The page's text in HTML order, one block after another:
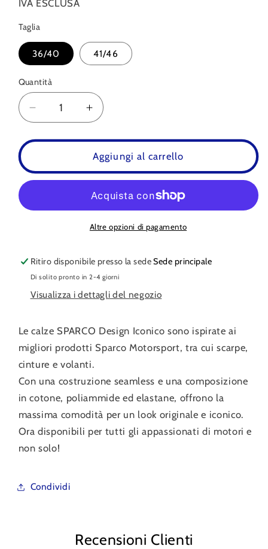
IVA ESCLUSA
Taglia
36/40 41/46
Quantità
Quantità
Diminuisci
quantità
per
SPARCO
con
Panda
Aumenta
quantità
per
Calze
SPARCO
con
design
Panda
Aggiungi al carrello
Altre opzioni di pagamento
Ritiro disponibile presso la sedeSede principale
Di solito pronto in 2-4 giorni
Visualizza i dettagli del negozio
Le calze SPARCO Design Iconico sono ispirate ai
migliori prodotti Sparco Motorsport, tra cui scarpe,
cinture e volanti.
Con una costruzione seamless e una composizione
in cotone, poliammide ed elastane, offrono la
massima comodità per un look originale e iconico.
Ora disponibili per tutti gli appassionati di motori e
non solo!
Condividi
Recensioni Clienti